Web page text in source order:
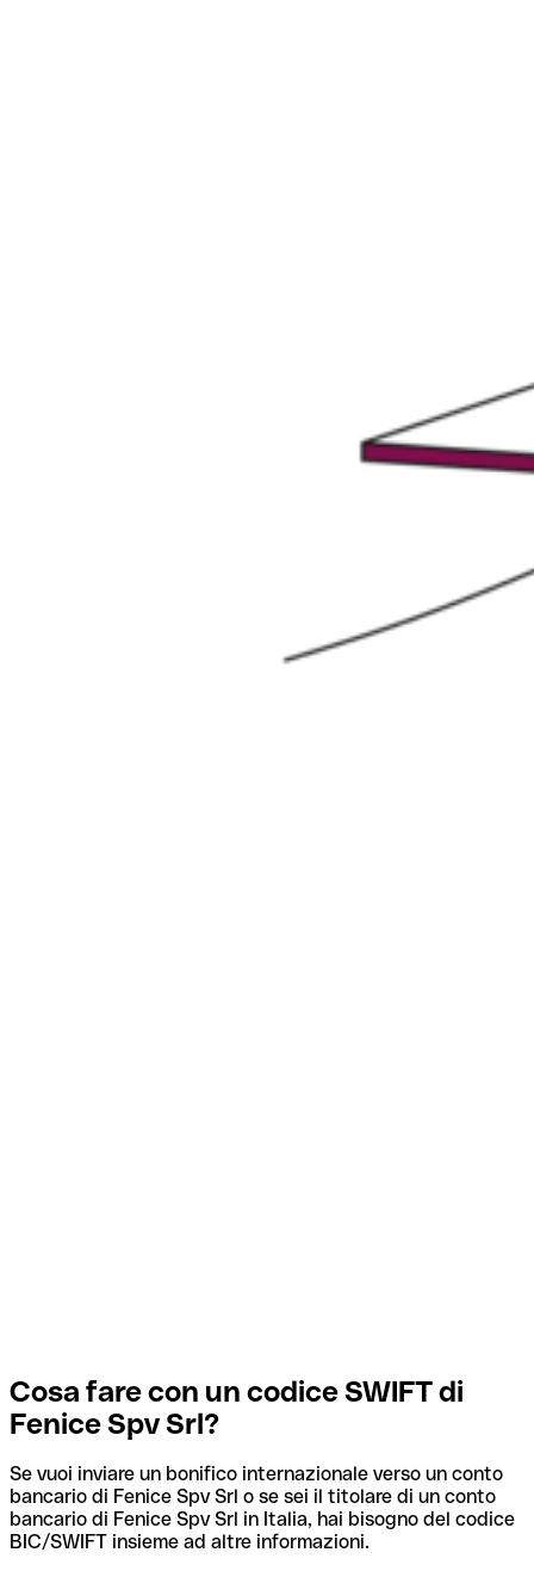
Cosa fare con un codice SWIFT di
Fenice Spv Srl?
Se vuoi inviare un bonifico internazionale verso un conto
bancario di Fenice Spv Srl o se sei il titolare di un conto
bancario di Fenice Spv Srl in Italia, hai bisogno del codice
BIC/SWIFT insieme ad altre informazioni.